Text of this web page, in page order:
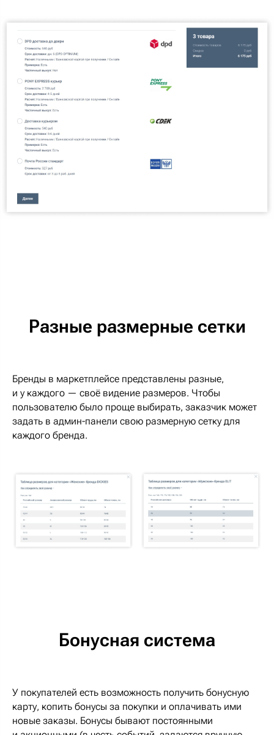
Разные размерные сетки
Бренды в маркетплейсе представлены разные,
и у каждого — своё видение размеров. Чтобы
пользователю было проще выбирать, заказчик может
задать в админ-панели свою размерную сетку для
каждого бренда.
Бонусная система
У покупателей есть возможность получить бонусную
карту, копить бонусы за покупки и оплачивать ими
новые заказы. Бонусы бывают постоянными